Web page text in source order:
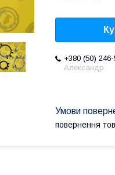
+380 (50)
Александр
повернення